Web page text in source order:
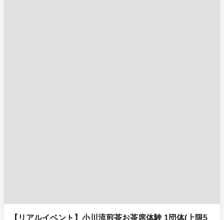
【リアルイベント】小川流煎茶お茶席体験 1団体(上限5